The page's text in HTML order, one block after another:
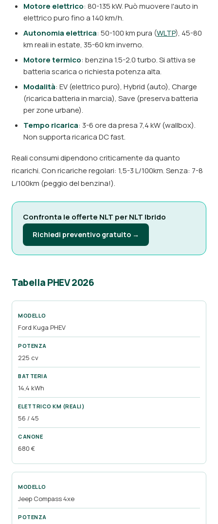
Motore elettrico: 80-135 kW. Può muovere l'auto in
elettrico puro fino a 140 km/h.
Autonomia elettrica: 50-100 km pura (WLTP), 45-80
km reali in estate, 35-60 km inverno.
Motore termico: benzina 1.5-2.0 turbo. Si attiva se
batteria scarica o richiesta potenza alta.
Modalità: EV (elettrico puro), Hybrid (auto), Charge
(ricarica batteria in marcia), Save (preserva batteria
per zone urbane).
Tempo ricarica: 3-6 ore da presa 7,4 kW (wallbox).
Non supporta ricarica DC fast.
Reali consumi dipendono criticamente da quanto
ricarichi. Con ricariche regolari: 1,5-3 L/100km. Senza: 7-8
L/100km (peggio del benzina!).
Confronta le offerte NLT per NLT Ibrido
Richiedi preventivo gratuito →
Tabella PHEV 2026
Ford Kuga PHEV
225 cv
14,4 kWh
56 / 45
680 €
Jeep Compass 4xe